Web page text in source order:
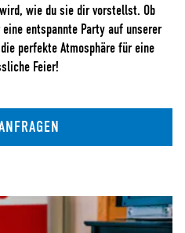
wie du sie dir vorstellst. Ob
entspannte Party auf unserer
perfekte Atmosphäre für eine
Feier!